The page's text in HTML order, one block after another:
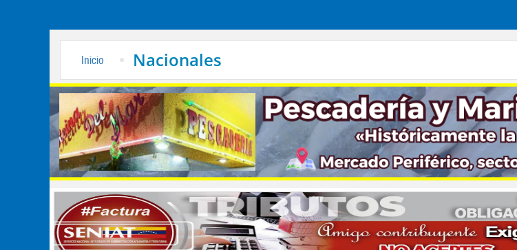
Inicio Nacionales